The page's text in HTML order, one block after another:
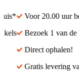
Voor 20.00 uur
Bezoek 1 van de
Direct ophalen!
Gratis levering